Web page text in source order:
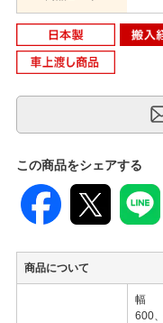
この商品をシェアする
商品について
幅
600